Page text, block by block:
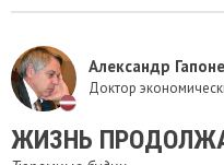
Александр
Доктор
ЖИЗНЬ